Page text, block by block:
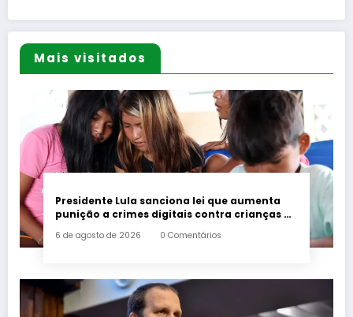
Mais visitados
Presidente Lula sanciona lei que aumenta
punição a crimes digitais contra crianças é
6 de agosto de 2026 0 Comentários